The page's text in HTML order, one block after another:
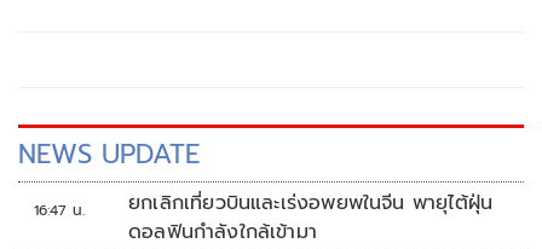
NEWS UPDATE
16:47 น.
ยกเลิกเที่ยวบินและเร่งอพยพในจีน พายุไต้ฝุ่น
ดอลฟินกำลังใกล้เข้ามา